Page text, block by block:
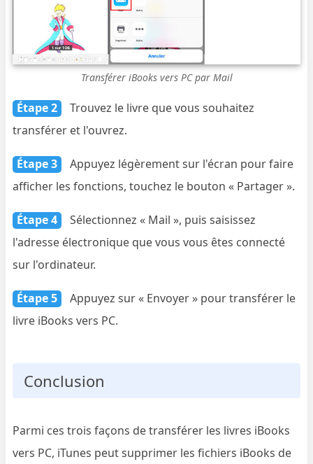
Transférer iBooks vers PC par Mail
Étape 2
Trouvez le livre que vous souhaitez
transférer et l'ouvrez.
Étape 3
Appuyez légèrement sur l'écran pour faire
afficher les fonctions, touchez le bouton « Partager ».
Étape 4
Sélectionnez « Mail », puis saisissez
l'adresse électronique que vous vous êtes connecté
sur l'ordinateur.
Étape 5
Appuyez sur « Envoyer » pour transférer le
livre iBooks vers PC.
Conclusion
Parmi ces trois façons de transférer les livres iBooks
vers PC, iTunes peut supprimer les fichiers iBooks de